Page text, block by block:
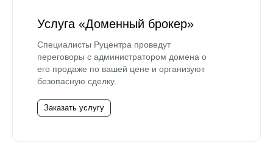
Услуга «Доменный брокер»
Специалисты Руцентра проведут
переговоры с администратором домена о
его продаже по вашей цене и организуют
безопасную сделку.
Заказать услугу